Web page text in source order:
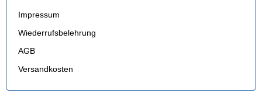
Impressum
Wiederrufsbelehrung
AGB
Versandkosten